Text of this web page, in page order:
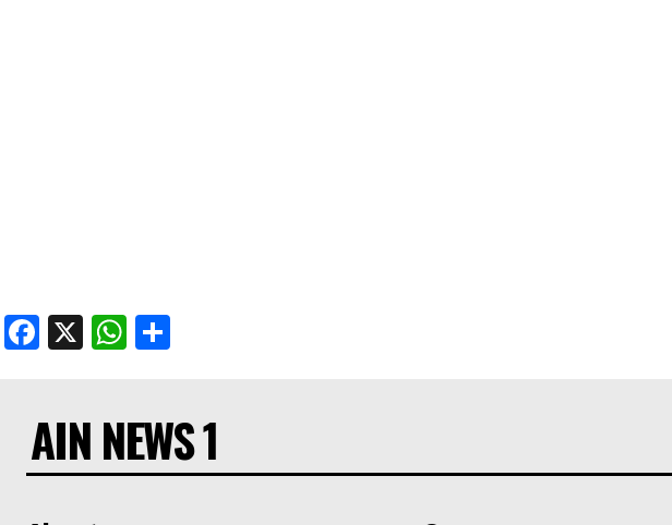
Facebook
X WhatsApp
AIN NEWS 1